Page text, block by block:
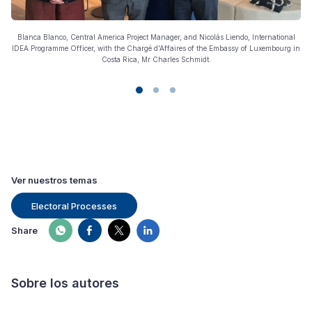
Blanca Blanco, Central America Project Manager, and Nicolás Liendo, International
IDEA Programme Officer, with the Chargé d’Affaires of the Embassy of Luxembourg in
Costa Rica, Mr Charles Schmidt.
Ver nuestros temas
Electoral Processes
Share
Sobre los autores